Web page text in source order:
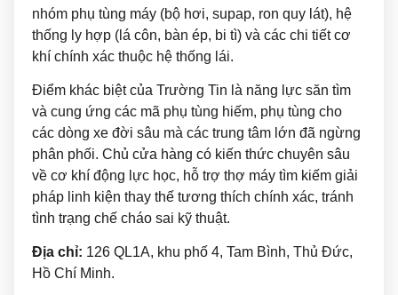
nhóm phụ tùng máy (bộ hơi, supap, ron quy lát), hệ
thống ly hợp (lá côn, bàn ép, bi tì) và các chi tiết cơ
khí chính xác thuộc hệ thống lái.
Điểm khác biệt của Trường Tin là năng lực săn tìm
và cung ứng các mã phụ tùng hiếm, phụ tùng cho
các dòng xe đời sâu mà các trung tâm lớn đã ngừng
phân phối. Chủ cửa hàng có kiến thức chuyên sâu
về cơ khí động lực học, hỗ trợ thợ máy tìm kiếm giải
pháp linh kiện thay thế tương thích chính xác, tránh
tình trạng chế cháo sai kỹ thuật.
Địa chỉ: 126 QL1A, khu phố 4, Tam Bình, Thủ Đức,
Hồ Chí Minh.